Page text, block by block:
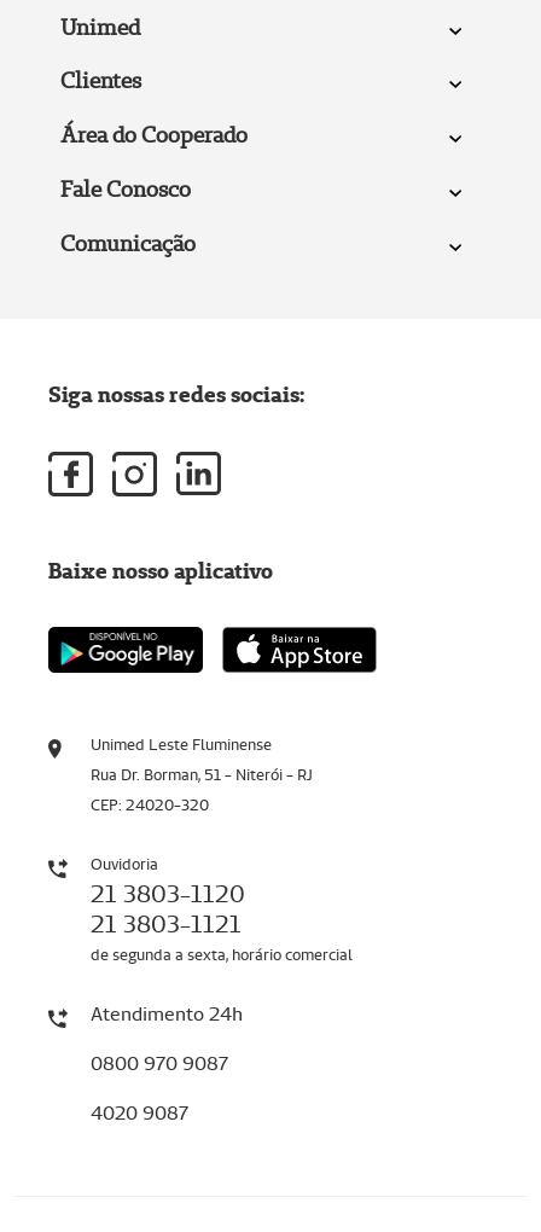
Unimed
Clientes
Área do Cooperado
Fale Conosco
Comunicação
Unimed Leste Fluminense
Rua Dr. Borman, 51 - Niterói - RJ
CEP: 24020-320
Ouvidoria
21 3803-1120
21 3803-1121
de segunda a sexta, horário comercial
Atendimento 24h
0800 970 9087
4020 9087
Siga nossas redes sociais:
Baixe nosso aplicativo